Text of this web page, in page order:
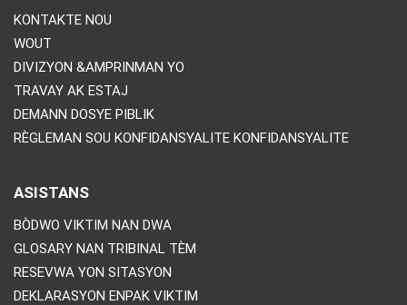
KONTAKTE NOU
WOUT
DIVIZYON &AMPRINMAN YO
TRAVAY AK ESTAJ
DEMANN DOSYE PIBLIK
RÈGLEMAN SOU KONFIDANSYALITE KONFIDANSYALITE
ASISTANS
BÒDWO VIKTIM NAN DWA
GLOSARY NAN TRIBINAL TÈM
RESEVWA YON SITASYON
DEKLARASYON ENPAK VIKTIM